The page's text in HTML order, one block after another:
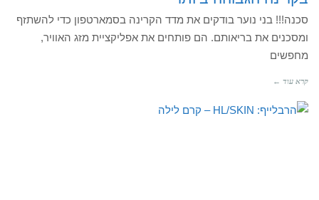
סכנה!!! בני נוער בודקים את מדד הקרינה בסמארטפון כדי להשתזף
ומסכנים את בריאותם. הם פותחים את אפליקציית מזג האוויר,
מחפשים
קרא עוד ←